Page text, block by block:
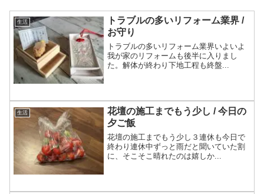
生活
トラブルの多いリフォーム業界 /
お守り
トラブルの多いリフォーム業界いよいよ
我が家のリフォームも後半に入りまし
た。解体が終わり下地工程も終盤...
生活
花壇の施工までもう少し / 今日の
夕ご飯
花壇の施工までもう少し３連休も今日で
終わり連休中ずっと雨だと聞いていた割
に、そこそこ晴れたのは嬉しか...